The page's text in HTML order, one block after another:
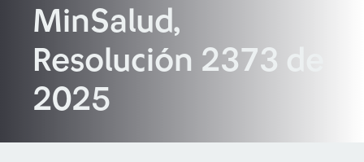
BuscarMinSalud,
Resolución 2373 de
2025